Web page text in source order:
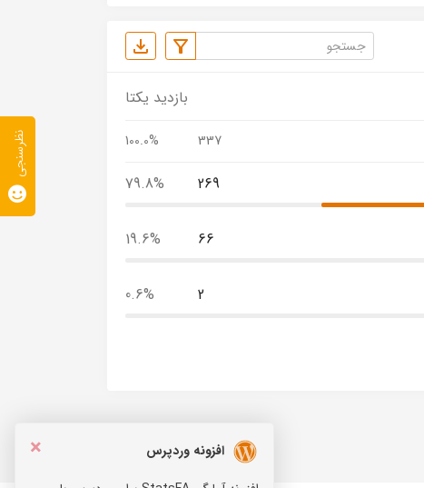
بازدید یکتا
337
100.0%
269
79.8%
66
19.6%
2
0.6%
×
افزونه وردپرس
نظرسنجی